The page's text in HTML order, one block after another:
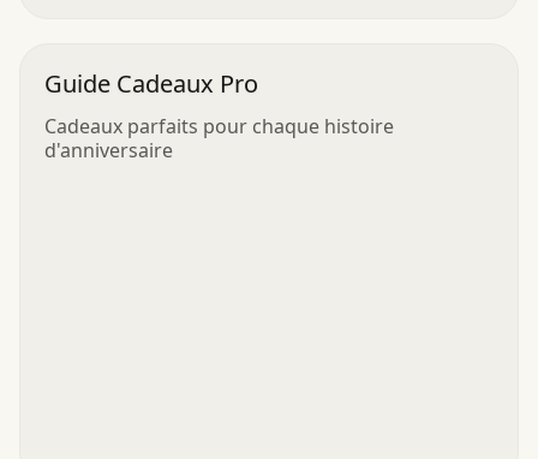
Guide Cadeaux Pro
Cadeaux parfaits pour chaque histoire
d'anniversaire